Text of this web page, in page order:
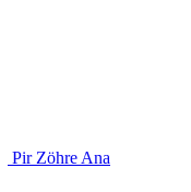
Pir Zöhre Ana